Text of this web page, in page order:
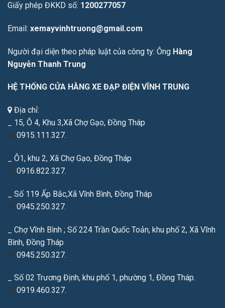
Giấy phép ĐKKD số: 1200277057
Email: xemayvinhtruong@gmail.com
Người đại diện theo pháp luật của công ty: Ông Hàng
Nguyễn Thanh Trung
HỆ THỐNG CỬA HÀNG XE ĐẠP ĐIỆN VĨNH TRUNG
Địa chỉ:
_ 15, Ô 4, Khu 3,Xã Chợ Gạo, Đồng Tháp
0915.111.327.
_ Ô1, khu 2, Xã Chợ Gạo, Đồng Tháp
0916.822.327.
_ Số 119 Ấp Bắc,Xã Vĩnh Bình, Đồng Tháp
0945.250.327.
_ Chợ Vĩnh Bình ; Số 224 Trần Quốc Toản, khu phố 2, Xã Vĩnh
Bình, Đồng Tháp
0945.250.327.
_ Số 02 Trương Định, khu phố 1, phường 1, Đồng Tháp.
0919.460.327.